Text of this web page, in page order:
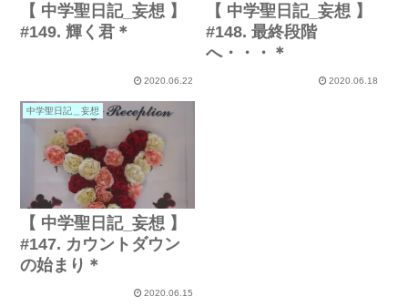
【 中学聖日記_妄想 】
#149. 輝く君＊
2020.06.22
【 中学聖日記_妄想 】
#148. 最終段階
へ・・・＊
2020.06.18
中学聖日記＿妄想
【 中学聖日記_妄想 】
#147. カウントダウン
の始まり＊
2020.06.15